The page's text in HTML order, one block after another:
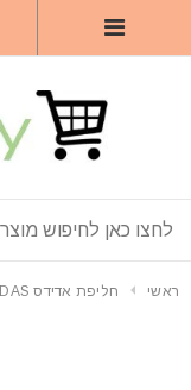
ראשי חליפת אדידס ADIDAS לנשים-3 צבעים